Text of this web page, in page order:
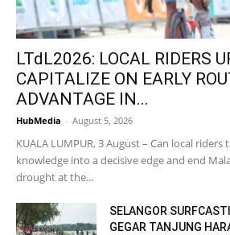
LTdL2026: LOCAL RIDERS
CAPITALIZE ON EARLY
ADVANTAGE IN...
HubMedia - August 5, 2026
KUALA LUMPUR, 3 August – Can local
knowledge into a decisive edge and end
drought at the...
SELANGOR
GEGAR TANJUNG